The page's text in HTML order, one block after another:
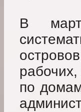
В
по